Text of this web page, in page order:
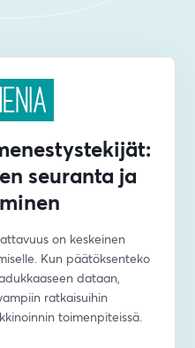
seuranta ja
on keskeinen
Kun päätöksenteko
dataan,
ratkaisuihin
toimenpiteissä.